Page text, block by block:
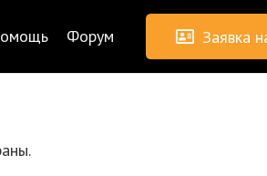
Форум Заявка